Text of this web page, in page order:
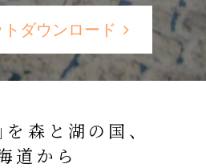
ダウンロード
森と湖の国、
道から